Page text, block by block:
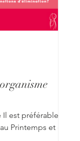
Printemps et en